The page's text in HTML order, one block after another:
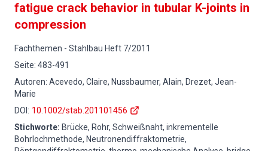
fatigue crack behavior in tubular K-joints in
compression
Fachthemen - Stahlbau Heft 7/2011
Seite: 483-491
Autoren: Acevedo, Claire, Nussbaumer, Alain, Drezet, Jean-
Marie
DOI : 10.1002/stab.201101456
Stichworte: Brücke, Rohr, Schweißnaht, inkrementelle
Bohrlochmethode, Neutronendiffraktometrie,